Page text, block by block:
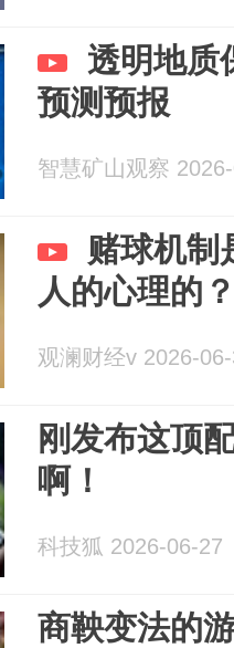
透明地质
预测预报
智慧矿山观察
赌球机制
人的心理的
观澜财经v 2026-
刚发布这顶
啊！
科技狐 2026-06-27
商鞅变法的